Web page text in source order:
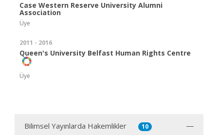
Case Western Reserve University Alumni
Association
Üye
2011 - 2016
Queen's University Belfast Human Rights Centre
Üye
Bilimsel Yayınlarda Hakemlikler 10